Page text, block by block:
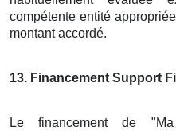
compétente entité
montant accordé.
13. Financement Support
Le financement de